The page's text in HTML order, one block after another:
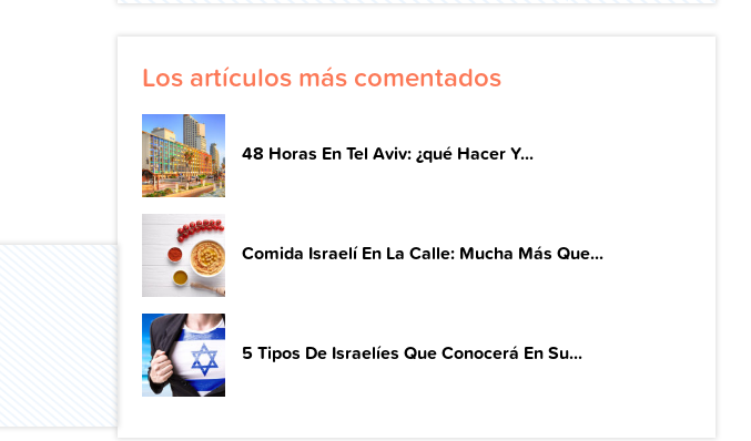
Los artículos más comentados
48 Horas En Tel Aviv: ¿qué Hacer Y...
Comida Israelí En La Calle: Mucha Más Que...
5 Tipos De Israelíes Que Conocerá En Su...